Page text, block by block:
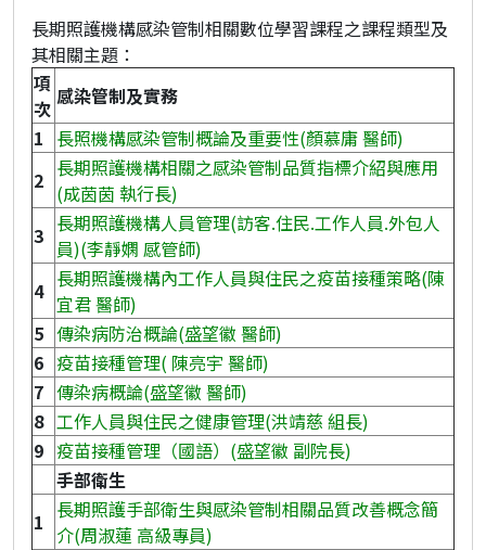
長期照護機構感染管制相關數位學習課程之課程類型及
其相關主題：
項
次 感染管制及實務
1 長照機構感染管制概論及重要性(顏慕庸 醫師)
2 長期照護機構相關之感染管制品質指標介紹與應用
(成茵茵 執行長)
3 長期照護機構人員管理(訪客.住民.工作人員.外包人
員)(李靜嫻 感管師)
4 長期照護機構內工作人員與住民之疫苗接種策略(陳
宜君 醫師)
5 傳染病防治概論(盛望徽 醫師)
6 疫苗接種管理( 陳亮宇 醫師)
7 傳染病概論(盛望徽 醫師)
8 工作人員與住民之健康管理(洪靖慈 組長)
9 疫苗接種管理（國語）(盛望徽 副院長)
手部衛生
1 長期照護手部衛生與感染管制相關品質改善概念簡
介(周淑蓮 高級專員)